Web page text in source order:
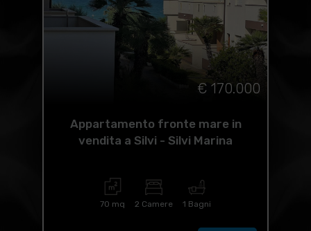
€ 170.000
Appartamento fronte mare in
vendita a Silvi - Silvi Marina
70 mq 2 Camere 1 Bagni